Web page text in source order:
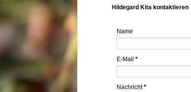
Hildegard Kita kontaktieren
Name
E-Mail *
Nachricht*